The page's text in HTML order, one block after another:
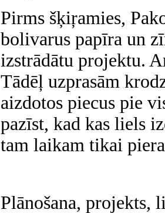
Pirms šķiŗamies,
bolivarus papīra un
izstrādātu projektu.
Tādēļ uzprasām
aizdotos piecus pie
pazīst, kad kas liels
tam laikam tikai
Plānošana, projekts,